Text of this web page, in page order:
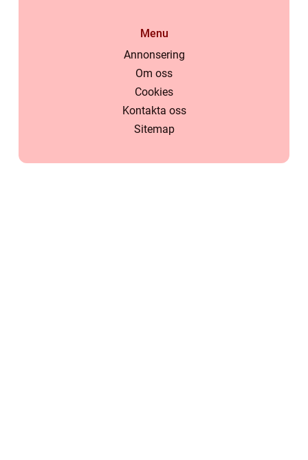
Menu
Annonsering
Om oss
Cookies
Kontakta oss
Sitemap